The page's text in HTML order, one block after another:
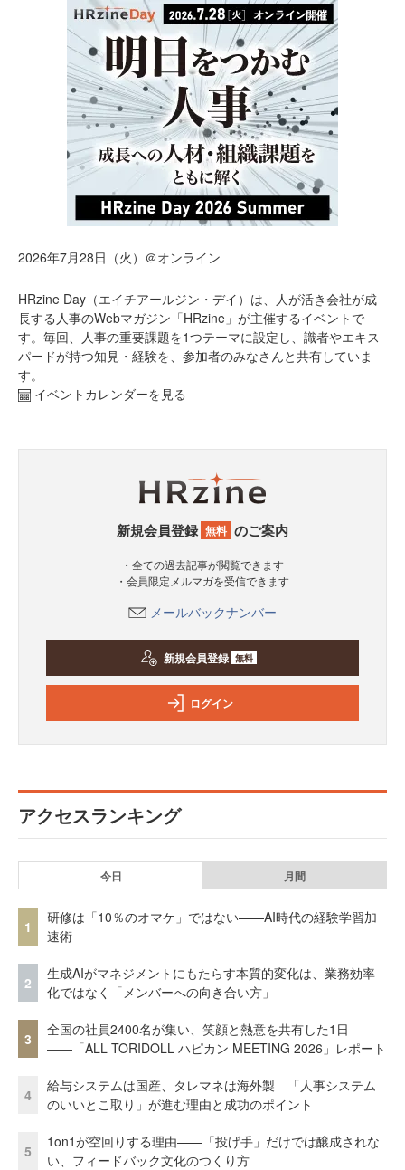
2026年7月28日（火）＠オンライン
HRzine Day（エイチアールジン・デイ）は、人が活き会社が成
長する人事のWebマガジン「HRzine」が主催するイベントで
す。毎回、人事の重要課題を1つテーマに設定し、識者やエキス
パードが持つ知見・経験を、参加者のみなさんと共有していま
す。
イベントカレンダーを見る
新規会員登録 無料 のご案内
・全ての過去記事が閲覧できます
・会員限定メルマガを受信できます
メールバックナンバー
新規会員登録 無料
ログイン
アクセスランキング
今日 月間
1
研修は「10％のオマケ」ではない——AI時代の経験学習加
速術
2
生成AIがマネジメントにもたらす本質的変化は、業務効率
化ではなく「メンバーへの向き合い方」
3
全国の社員2400名が集い、笑顔と熱意を共有した1日
――「ALL TORIDOLL ハピカン MEETING 2026」レポート
4
給与システムは国産、タレマネは海外製 「人事システム
のいいとこ取り」が進む理由と成功のポイント
5
1on1が空回りする理由——「投げ手」だけでは醸成されな
い、フィードバック文化のつくり方